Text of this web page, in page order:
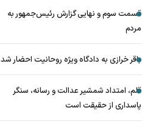
قسمت سوم و نهایی گزارش رئیس‌جمهور به
مردم
باقر خرازی به دادگاه ویژه روحانیت احضار شد
قلم، امتداد شمشیر عدالت و رسانه، سنگر
پاسداری از حقیقت است